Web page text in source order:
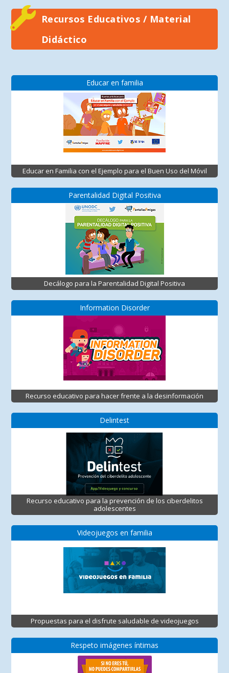
Recursos Educativos / Material
Didáctico
Educar en familia
Educar en Familia con el Ejemplo para el Buen Uso del Móvil
Parentalidad Digital Positiva
Decálogo para la Parentalidad Digital Positiva
Information Disorder
Recurso educativo para hacer frente a la desinformación
Delintest
Recurso educativo para la prevención de los ciberdelitos
adolescentes
Videojuegos en familia
Propuestas para el disfrute saludable de videojuegos
Respeto imágenes íntimas